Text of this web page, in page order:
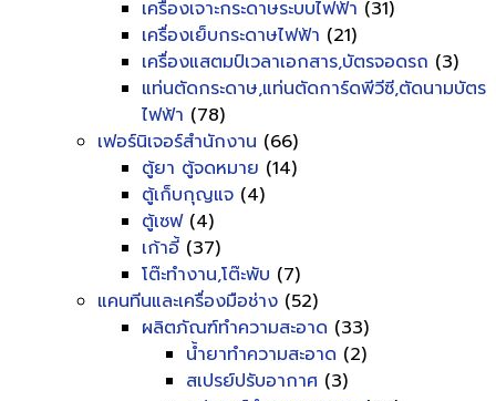
เครื่องเจาะกระดาษระบบไฟฟ้า (31)
เครื่องเย็บกระดาษไฟฟ้า (21)
เครื่องแสตมป์เวลาเอกสาร,บัตรจอดรถ (3)
แท่นตัดกระดาษ,แท่นตัดการ์ดพีวีซี,ตัดนามบัตร
ไฟฟ้า (78)
เฟอร์นิเจอร์สำนักงาน (66)
ตู้ยา ตู้จดหมาย (14)
ตู้เก็บกุญแจ (4)
ตู้เซฟ(4)
เก้าอี้ (37)
โต๊ะทำงาน,โต๊ะพับ (7)
แคนทีนและเครื่องมือช่าง (52)
ผลิตภัณฑ์ทำความสะอาด (33)
น้ำยาทำความสะอาด (2)
สเปรย์ปรับอากาศ (3)